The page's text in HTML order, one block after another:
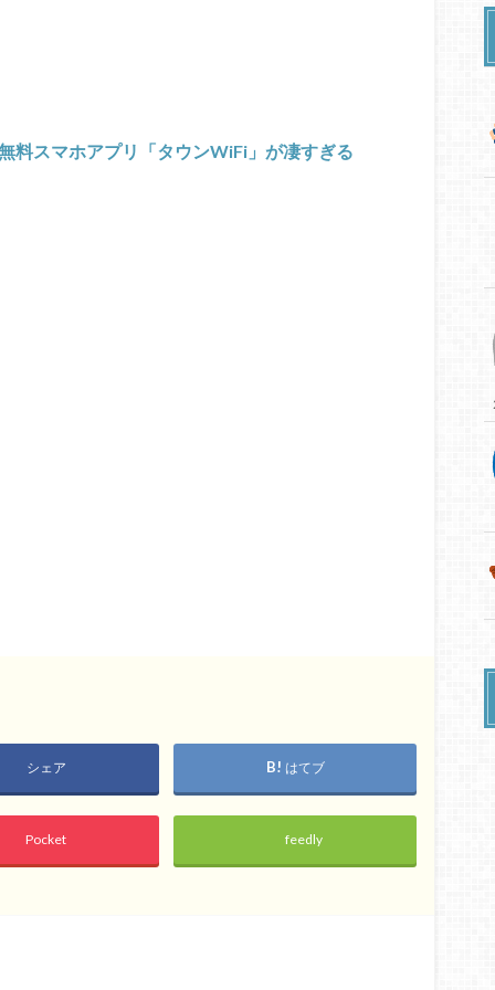
料スマホアプリ「タウンWiFi」が凄すぎる
シェア はてブ
Pocket feedly